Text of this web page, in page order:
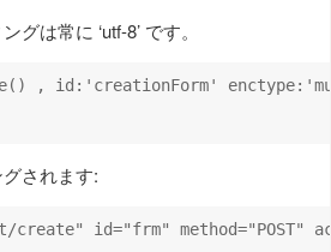
は常に ‘utf-8’ です。
, id:'creationForm'
されます:
id="frm" method="POST"